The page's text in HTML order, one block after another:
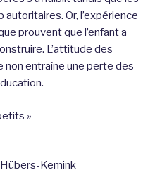
Or, l’expérience
prouvent que l’enfant a
L’attitude des
non entraîne une perte des
»
Kemink